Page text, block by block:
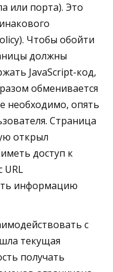
или порта). Это
Чтобы обойти
должны
JavaScript-код,
обменивается
необходимо, опять
Страница
открыл
доступ к
URL
информацию
с
текущая
получать